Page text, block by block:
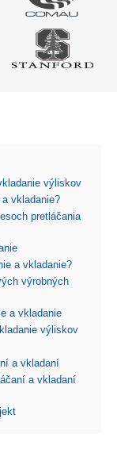
výliskov
vkladanie?
pretláčania
a vkladanie?
výrobných
a vkladanie
výliskov
a vkladaní
a vkladaní